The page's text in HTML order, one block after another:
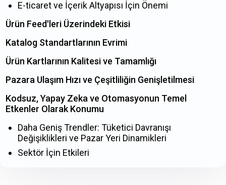
E-ticaret ve İçerik Altyapısı İçin Önemi
Ürün Feed'leri Üzerindeki Etkisi
Katalog Standartlarının Evrimi
Ürün Kartlarının Kalitesi ve Tamamlığı
Pazara Ulaşım Hızı ve Çeşitliliğin Genişletilmesi
Kodsuz, Yapay Zeka ve Otomasyonun Temel
Etkenler Olarak Konumu
Daha Geniş Trendler: Tüketici Davranışı
Değişiklikleri ve Pazar Yeri Dinamikleri
Sektör İçin Etkileri